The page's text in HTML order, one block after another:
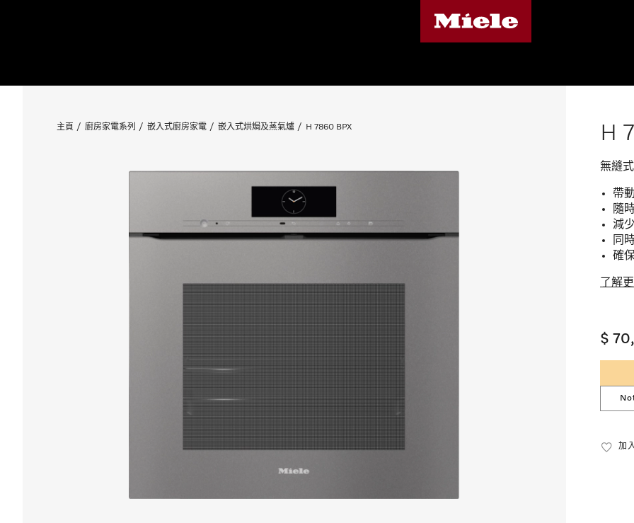
主頁 廚房家電系列 嵌入式廚房家電 嵌入式烘焗及蒸氣爐 H 7860 BPX H
無縫
帶
隨
減
同
確
了解
$
加